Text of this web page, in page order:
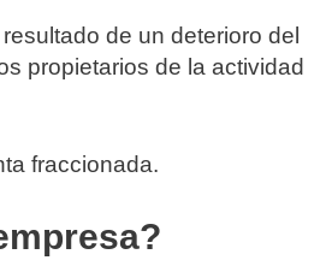
de un deterioro del
propietarios de la actividad
fraccionada.